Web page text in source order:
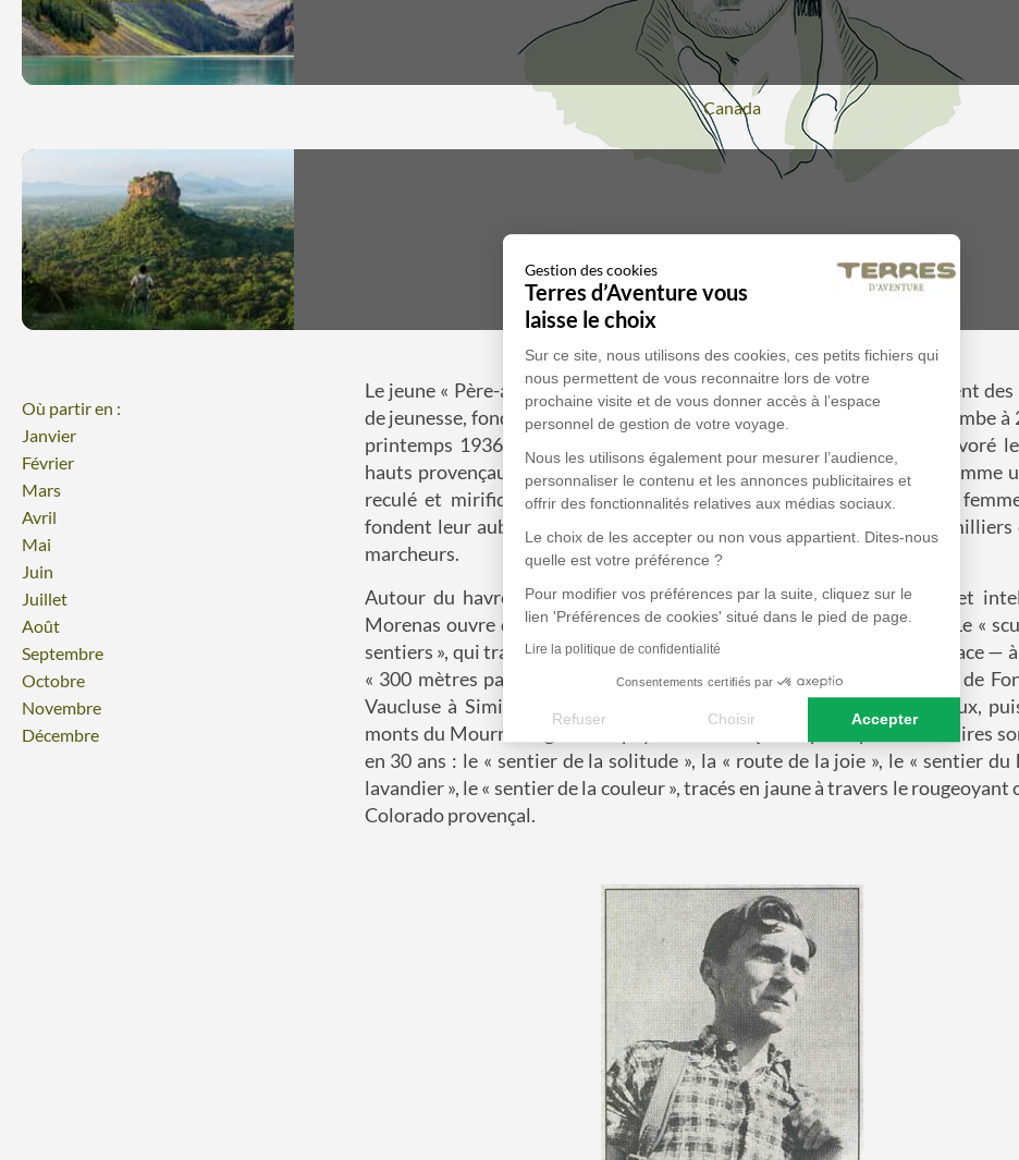
Gestion des cookies
Terres d’Aventure vous
laisse le choix
Sur ce site, nous utilisons des cookies, ces petits fichiers qui
nous permettent de vous reconnaitre lors de votre
prochaine visite et de vous donner accès à l’espace
personnel de gestion de votre voyage.
Nous les utilisons également pour mesurer l’audience,
personnaliser le contenu et les annonces publicitaires et
offrir des fonctionnalités relatives aux médias sociaux.
Le choix de les accepter ou non vous appartient. Dites-nous
quelle est votre préférence ?
Pour modifier vos préférences par la suite, cliquez sur le
lien 'Préférences de cookies' situé dans le pied de page.
Lire la politique de confidentialité
Consentements certifiés par
Refuser Choisir Accepter
Axeptio consent
Plateforme de Gestion du Consentement : Personnalisez vos
Notre plateforme vous permet d'adapter et de gérer vos
Voyage
Canada
Voyage
Sri Lanka
Où partir en :
Janvier
Février
Mars
Avril
Mai
Juin
Juillet
Août
Septembre
Octobre
Novembre
Décembre
Un récit d'Antoine de Baecque
Le jeune « Père-aub », ainsi qu'on désignait ceux qui, pour le mouvement des
de jeunesse, fondait un nouvel établissement dans les années 1930, tombe à
printemps 1936, sur la ruine pastorale, qu'il baptise après avoir dévoré
hauts provençaux de Jean Giono, décrivant ce « pays des regains » comme
reculé et mirifique du Grand Luberon. Ici, François Morenas et sa
fondent leur auberge, qui, plusieurs décennies durant, accueille des milliers
marcheurs.
Autour du havre de paix où s'organise une vie rustique, collective et
Morenas ouvre des chemins, puis les balise de couleurs différentes. Le «
sentiers », qui travaille à la serpe, à la scie, à la pioche, au pinceau, en trace —
« 300 mètres par jour », avoue-t-il — plus d'un millier de kilomètres, de
Vaucluse à Simiane, de Roussillon à Monieux, de Saignon à Bonnieux,
monts du Mourre Nègre ou le pays de Sault. Quatre principaux itinéraires
en 30 ans : le « sentier de la solitude », la « route de la joie », le « sentier du
lavandier », le « sentier de la couleur », tracés en jaune à travers le rougeoyant
Colorado provençal.